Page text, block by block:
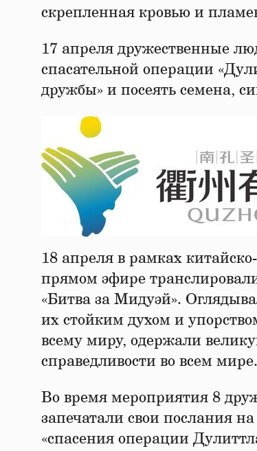
скрепленная кровью и
17 апреля дружественные
спасательной операции
дружбы» и посеять семена,
18 апреля в рамках
прямом эфире
«Битва за Мидуэй».
их стойким духом и
всему миру, одержали
справедливости во всем мире.
Во время мероприятия 8
запечатали свои послания
«спасения операции